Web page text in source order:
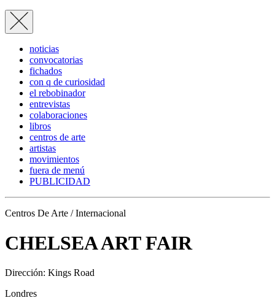
noticias
convocatorias
fichados
con q de curiosidad
el rebobinador
entrevistas
colaboraciones
libros
centros de arte
artistas
movimientos
fuera de menú
PUBLICIDAD
Centros De Arte / Internacional
CHELSEA ART FAIR
Dirección: Kings Road
Londres